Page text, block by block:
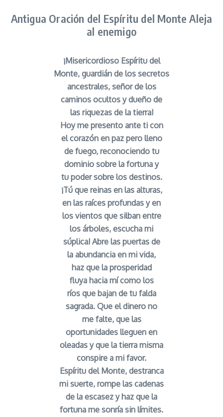
Antigua Oración del Espíritu del Monte Aleja
al enemigo
¡Misericordioso Espíritu del
Monte, guardián de los secretos
ancestrales, señor de los
caminos ocultos y dueño de
las riquezas de la tierra!
Hoy me presento ante ti con
el corazón en paz pero lleno
de fuego, reconociendo tu
dominio sobre la fortuna y
tu poder sobre los destinos.
¡Tú que reinas en las alturas,
en las raíces profundas y en
los vientos que silban entre
los árboles, escucha mi
súplica! Abre las puertas de
la abundancia en mi vida,
haz que la prosperidad
fluya hacia mí como los
ríos que bajan de tu falda
sagrada. Que el dinero no
me falte, que las
oportunidades lleguen en
oleadas y que la tierra misma
conspire a mi favor.
Espíritu del Monte, destranca
mi suerte, rompe las cadenas
de la escasez y haz que la
fortuna me sonría sin límites.